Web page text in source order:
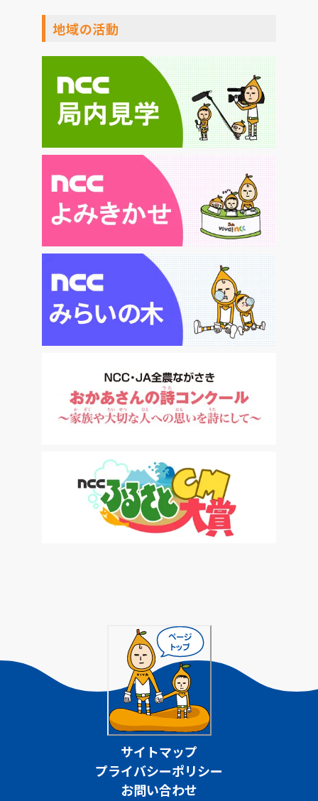
地域の活動
サイトマップ
プライバシーポリシー
お問い合わせ